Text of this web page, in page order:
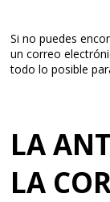
Si no puedes
un correo
todo lo posible
LA
LA